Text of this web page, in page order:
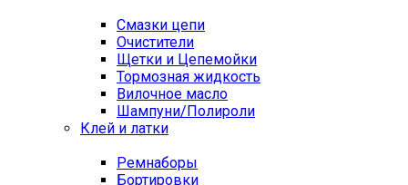
Смазки цепи
Очистители
Щетки и Цепемойки
Тормозная жидкость
Вилочное масло
Шампуни/Полироли
Клей и латки
Ремнаборы
Бортировки